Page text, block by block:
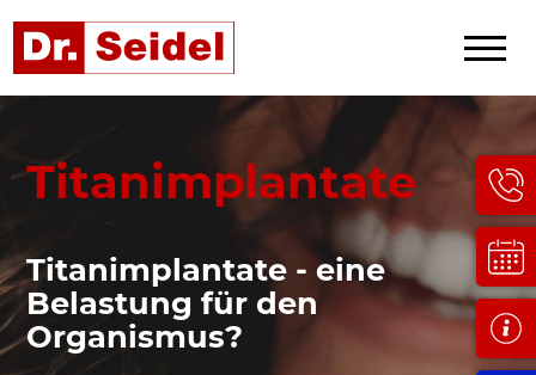
Titanimplantate
Titanimplantate - eine
Belastung für den
Organismus?